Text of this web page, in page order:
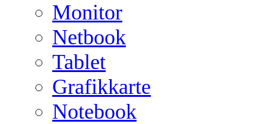
Monitor
Netbook
Tablet
Grafikkarte
Notebook